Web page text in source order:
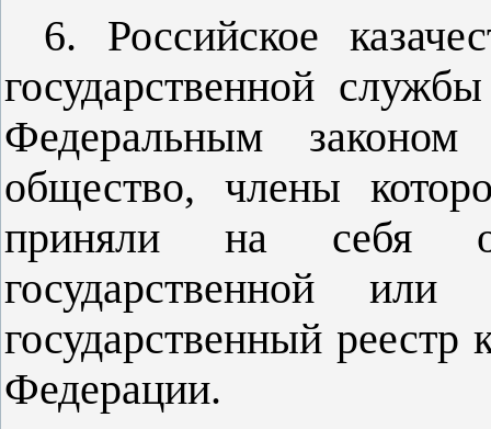
6. Российское
государственной
Федеральным
общество, члены
приняли на себя
государственной
государственный реестр
Федерации.